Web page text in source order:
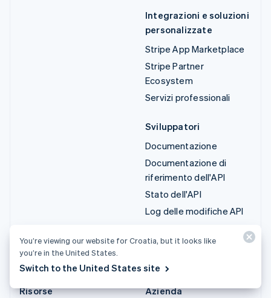
Integrazioni e soluzioni
personalizzate
Stripe App Marketplace
Stripe Partner
Ecosystem
Servizi professionali
Sviluppatori
Documentazione
Documentazione di
riferimento dell'API
Stato dell'API
Log delle modifiche API
Stripe Projects
Risorse Azienda
You’re viewing our website for Croatia, but it looks like
you’re in the United States.
Switch to the United States site